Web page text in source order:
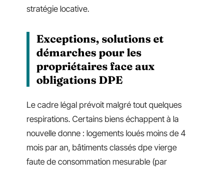
stratégie locative.
Exceptions, solutions et
démarches pour les
propriétaires face aux
obligations DPE
Le cadre légal prévoit malgré tout quelques
respirations. Certains biens échappent à la
nouvelle donne : logements loués moins de 4
mois par an, bâtiments classés dpe vierge
faute de consommation mesurable (par